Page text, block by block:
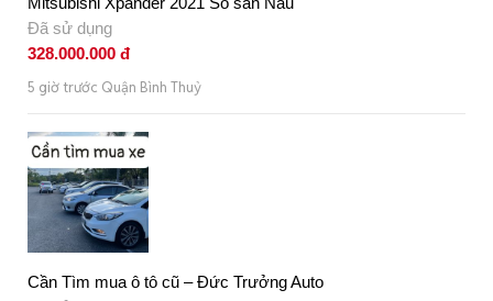
Đã sử dụng
328.000.000 đ
5 giờ trước Quận Bình Thuỷ
Cần Tìm mua ô tô cũ – Đức Trưởng Auto